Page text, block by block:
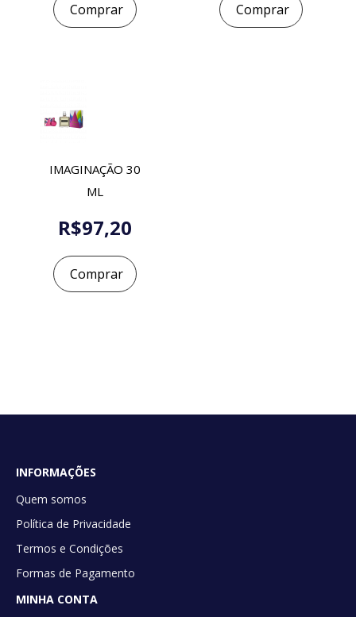
Comprar Comprar
IMAGINAÇÃO 30
ML
R$97,20
Comprar
INFORMAÇÕES
Quem somos
Política de Privacidade
Termos e Condições
Formas de Pagamento
MINHA CONTA